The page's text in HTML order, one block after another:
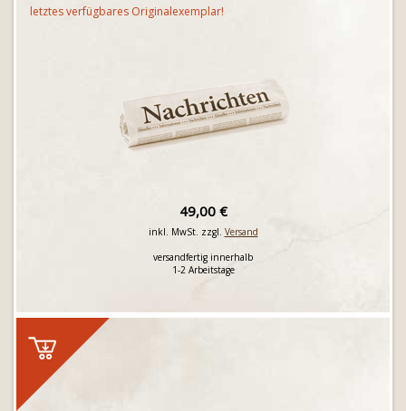
letztes verfügbares Originalexemplar!
49,00 €
inkl. MwSt. zzgl. Versand
versandfertig innerhalb
1-2 Arbeitstage